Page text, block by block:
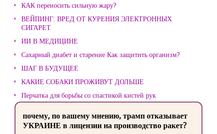
КАК переносить сильную жару?
ВЕЙПИНГ: ВРЕД ОТ КУРЕНИЯ ЭЛЕКТРОННЫХ
СИГАРЕТ
ИИ В МЕДИЦИНЕ
Сахарный диабет и старение Как защитить организм?
ШАГ В БУДУЩЕЕ
КАКИЕ СОБАКИ ПРОЖИВУТ ДОЛЬШЕ
Перчатка для борьбы со спастикой кистей рук
почему, по вашему мнению, трамп отказывает
УКРАИНЕ в лицензии на производство ракет?